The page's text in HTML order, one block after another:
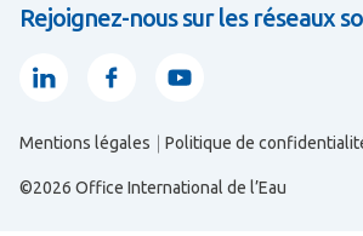
TOUT SAVOIR SUR QUI
TOUT SAVOIR SUR EXPERTISES &
TOUT SAVOIR SUR OUTILS &
Rejoignez-nous sur les réseaux
LinkedinFacebookYoutube
Mentions légales Politique de
©2026 Office International de l’Eau